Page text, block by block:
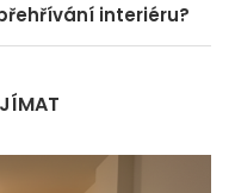
interiéru?